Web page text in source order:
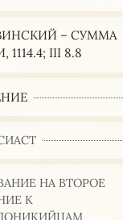
– СУММА
III 8.8
НА ВТОРОЕ
К